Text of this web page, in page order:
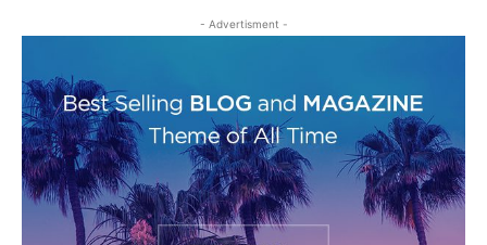
- Advertisment -